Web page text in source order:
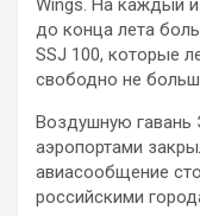
Wings. На каждый
до конца лета
SSJ 100, которые
свободно не
Воздушную
аэропортами
авиасообщение
российскими